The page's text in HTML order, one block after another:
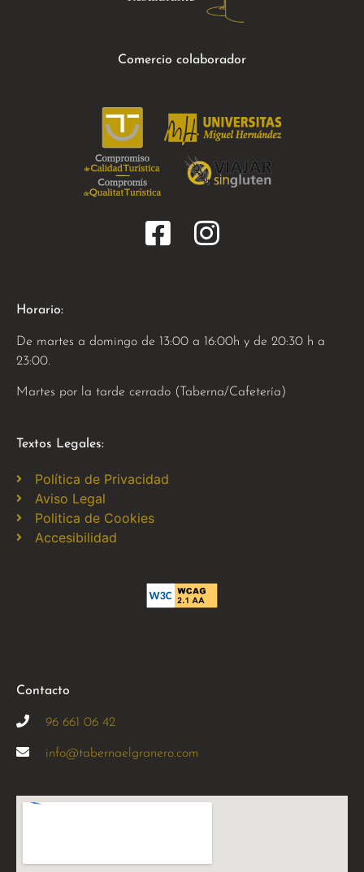
Comercio colaborador
Horario:
De martes a domingo de 13:00 a 16:00h y de 20:30 h a
23:00.
Martes por la tarde cerrado (Taberna/Cafetería)
Textos Legales:
Política de Privacidad
Aviso Legal
Politica de Cookies
Accesibilidad
Contacto
96 661 06 42
info@tabernaelgranero.com